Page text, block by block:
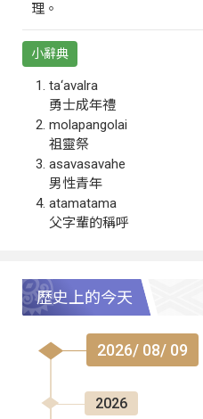
理。
小辭典
ta‘avalra
勇士成年禮
molapangolai
祖靈祭
asavasavahe
男性青年
atamatama
父字輩的稱呼
歷史上的今天
2026/ 08/ 09
2026